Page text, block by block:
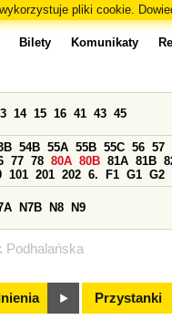
pliki cookie.
Podhalańska
Bilety Komunikaty
14 15 16 41 43 45
54B 55A 55B 55C 56 57
77 78 80A 80B 81A 81B
101 201 202 6. F1 G1 G2
N7B N8 N9
Przystanki